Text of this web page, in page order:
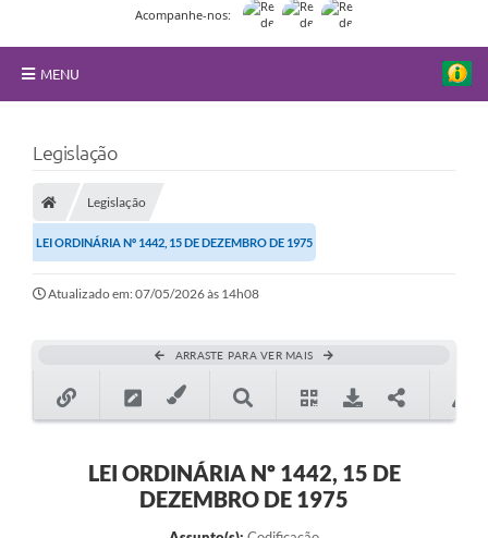
Acompanhe-nos:
MENU
Principal
Nossa Cidade
Secretarias
Atos Oficiais
Programa Famílias Fortes
Contratação de estagiário - estudante de Direito -
Legislação
Legislação
LEI ORDINÁRIA Nº 1442, 15 DE DEZEMBRO DE 1975
Atualizado em: 07/05/2026 às 14h08
ARRASTE PARA VER MAIS
LEI ORDINÁRIA Nº 1442, 15 DE
DEZEMBRO DE 1975